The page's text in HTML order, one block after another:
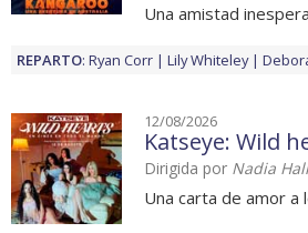
Una amistad
REPARTO: Ryan Corr Lily Whiteley
12/08/2026
Katseye: Wild
Dirigida por Nadia
Una carta de amor a